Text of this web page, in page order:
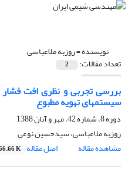
نویسنده =روزبه ملاعباسی
تعداد مقالات: 2
بررسی تجربی و نظری افت فشار
سیستمهای تهویه مطبوع
دوره 8، شماره 42، مهر و آبان 1388
روزبه ملاعباسی، سیدحسین نوعی
مشاهده مقاله
اصل مقاله K